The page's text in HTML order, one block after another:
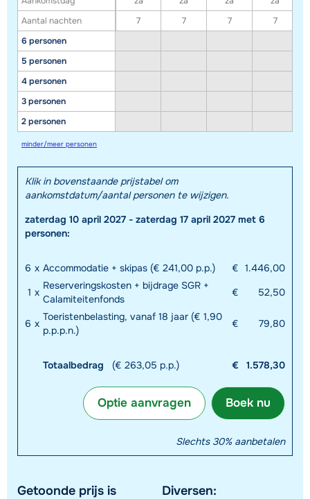
Aantal nachten
6 personen
5 personen
4 personen
3 personen
2 personen
7
7 7 7
minder/meer personen
Klik in bovenstaande prijstabel om
aankomstdatum/aantal personen te wijzigen.
zaterdag 10 april 2027 - zaterdag 17 april 2027 met 6
personen:
6 x Accommodatie + skipas (€ 241,00 p.p.) € 1.446,00
1 x
Reserveringskosten + bijdrage SGR +
Calamiteitenfonds
€ 52,50
6 x
Toeristenbelasting, vanaf 18 jaar (€ 1,90
p.p.p.n.)
€ 79,80
Totaalbedrag (€ 263,05 p.p.) € 1.578,30
Boek nu
Optie aanvragen
Slechts 30% aanbetalen
Getoonde prijs is
Diversen: